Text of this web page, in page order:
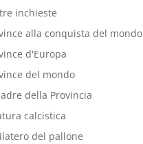
inchieste
alla conquista del mondo
d'Europa
del mondo
della Provincia
calcistica
del pallone